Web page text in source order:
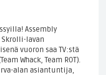
Assembly
lavan
vuoron saa TV:stä
Whack, Team ROT).
alan asiantuntija,